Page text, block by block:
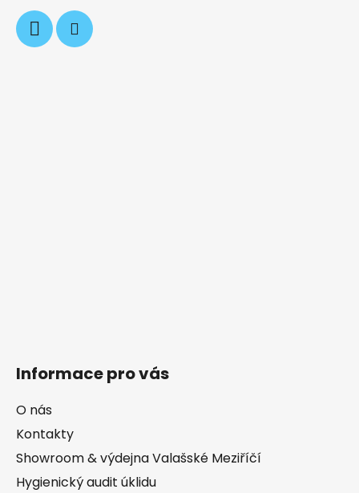
Informace pro vás
O nás
Kontakty
Showroom & výdejna Valašské Meziříčí
Hygienický audit úklidu